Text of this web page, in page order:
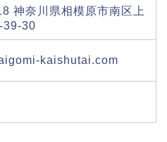
神奈川県相模原市南区上
39-30
kaishutai.com